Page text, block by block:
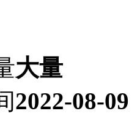
大量
2022-08-09